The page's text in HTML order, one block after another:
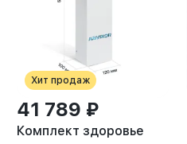
Хит продаж
41 789 ₽
Комплект здоровье